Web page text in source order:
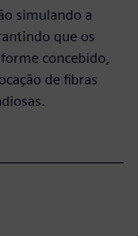
simulando a
que os
concebido,
de fibras